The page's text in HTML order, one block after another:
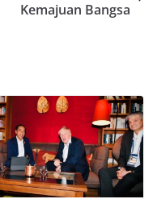
Kemajuan Bangsa